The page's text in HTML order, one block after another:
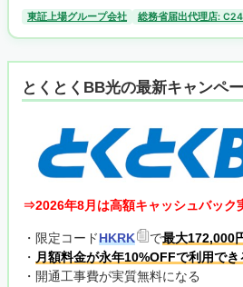
東証上場グループ会社 総務省届出代理店:
とくとくBB光の最新キャンペ
⇒2026年8月は高額キャッシュバック
・限定コードHKRK で最大172,000
・ 月額料金が永年10%OFFで利用でき
・開通工事費が実質無料になる